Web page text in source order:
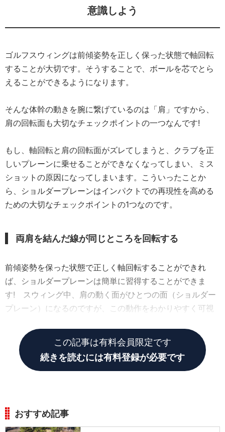
意識しよう
ゴルフスウィングは前傾姿勢を正しく保った状態で軸回転
することが大切です。そうすることで、ボールを芯でとら
えることができるようになります。
そんな体幹の動きを腕に繋げているのは「肩」ですから、
肩の回転面も大切なチェックポイントの一つなんです!
もし、軸回転と肩の回転面がズレてしまうと、クラブを正
しいプレーンに乗せることができなくなってしまい、ミス
ショットの原因になってしまいます。こういったことか
ら、ショルダープレーンはインパクトでの再現性を高める
ための大切なチェックポイントの1つなのです。
両肩を結んだ線が同じところを回転する
前傾姿勢を保った状態で正しく軸回転することができれ
ば、ショルダープレーンは簡単に習得することができま
す! スウィング中、肩の動く面がひとつの面（ショルダー
プレーン）になるのですが、この動作をわかりやすく可視
この記事は有料会員限定です
続きを読むには有料登録が必要です
おすすめ記事